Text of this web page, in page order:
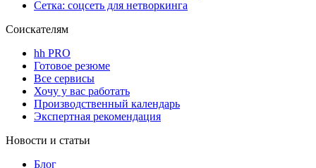
Сетка: соцсеть для нетворкинга
Соискателям
hh PRO
Готовое резюме
Все сервисы
Хочу у вас работать
Производственный календарь
Экспертная рекомендация
Новости и статьи
Блог